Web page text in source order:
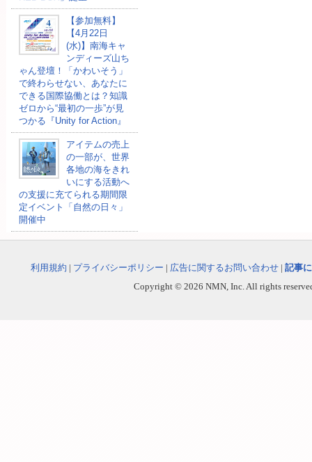
【参加無料】
【4月22日
(水)】南海キャ
ンディーズ山ち
ゃん登壇！「かわいそう」
で終わらせない、あなたに
できる国際協働とは？知識
ゼロから“最初の一歩”が見
つかる『Unity for Action』
アイテムの売上
の一部が、世界
各地の海をきれ
いにする活動へ
の支援に充てられる期間限
定イベント「自然の日々」
開催中
利用規約 | プライバシーポリシー | 広告に関するお問い合わせ | 記事
Copyright © 2026 NMN, Inc. All rights